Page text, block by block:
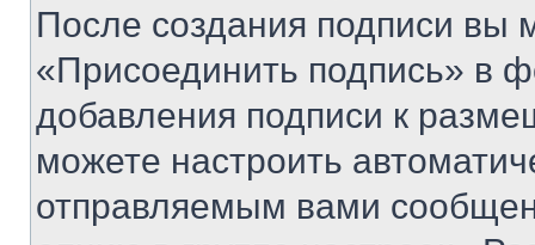
После создания подписи вы
«Присоединить подпись» в
добавления подписи к
можете настроить
отправляемым вами